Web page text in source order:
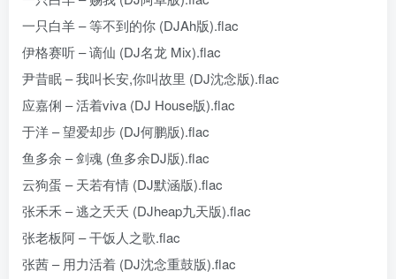
一只白羊 – 等不到的你 (DJAh版).flac
伊格赛听 – 谪仙 (DJ名龙 Mix).flac
尹昔眠 – 我叫长安,你叫故里 (DJ沈念版).flac
应嘉俐 – 活着viva (DJ House版).flac
于洋 – 望爱却步 (DJ何鹏版).flac
鱼多余 – 剑魂 (鱼多余DJ版).flac
云狗蛋 – 天若有情 (DJ默涵版).flac
张禾禾 – 逃之夭夭 (DJheap九天版).flac
张老板阿 – 干饭人之歌.flac
张茜 – 用力活着 (DJ沈念重鼓版).flac